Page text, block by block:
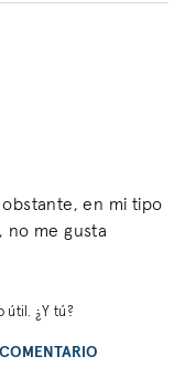
en mi tipo
no me gusta
útil. ¿Y tú?
COMENTARIO